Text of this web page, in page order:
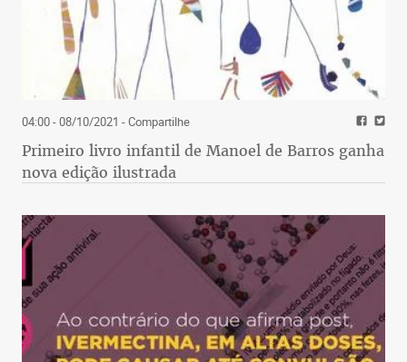
04:00 - 08/10/2021 - Compartilhe
Primeiro livro infantil de Manoel de Barros ganha
nova edição ilustrada